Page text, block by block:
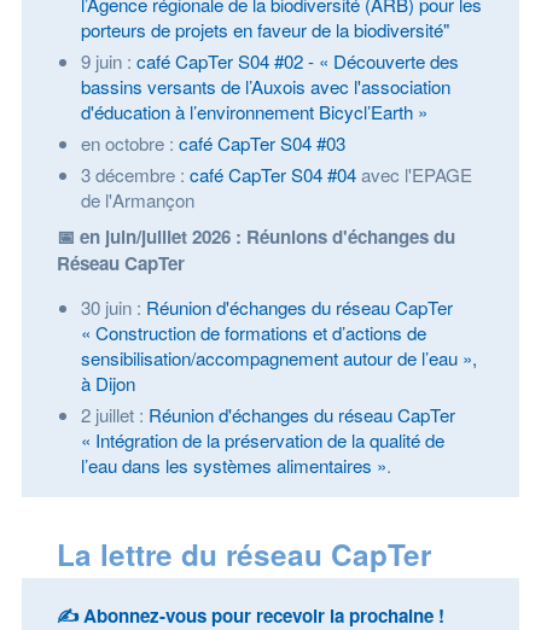
porteurs de projets en faveur de la biodiversité"
9 juin : café CapTer S04 #02 - « Découverte des
bassins versants de l’Auxois avec l'association
d'éducation à l’environnement Bicycl’Earth »
en octobre : café CapTer S04 #03
3 décembre : café CapTer S04 #04avec l'EPAGE
de l'Armançon
📅 en juin/juillet 2026 : Réunions d'échanges du
Réseau CapTer
30 juin : Réunion d'échanges du réseau CapTer
« Construction de formations et d’actions de
sensibilisation/accompagnement autour de l’eau »,
à Dijon
2 juillet : Réunion d'échanges du réseau CapTer
« Intégration de la préservation de la qualité de
l’eau dans les systèmes alimentaires ».
La lettre du réseau CapTer
✍️ Abonnez-vous pour recevoir la prochaine !